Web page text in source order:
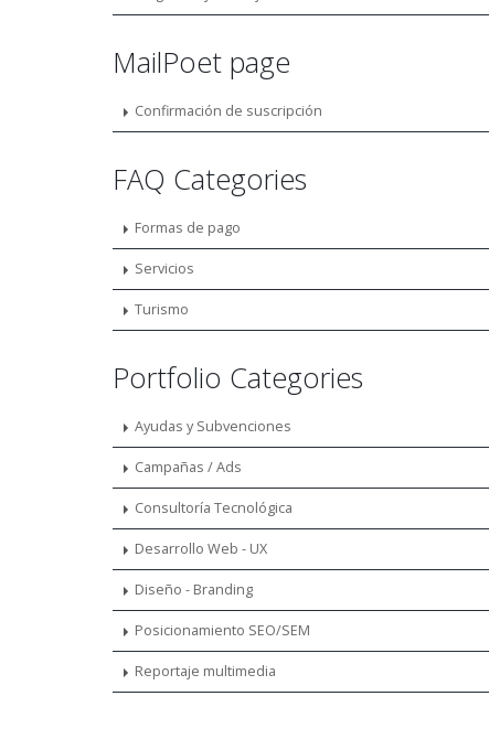
MailPoet page
Confirmación de suscripción
FAQ Categories
Formas de pago
Servicios
Turismo
Portfolio Categories
Ayudas y Subvenciones
Campañas / Ads
Consultoría Tecnológica
Desarrollo Web - UX
Diseño - Branding
Posicionamiento SEO/SEM
Reportaje multimedia